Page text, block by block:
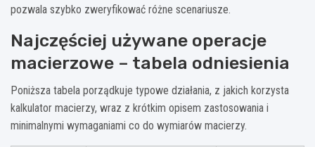
pozwala szybko zweryfikować różne scenariusze.
Najczęściej używane operacje
macierzowe – tabela odniesienia
Poniższa tabela porządkuje typowe działania, z jakich korzysta
kalkulator macierzy, wraz z krótkim opisem zastosowania i
minimalnymi wymaganiami co do wymiarów macierzy.